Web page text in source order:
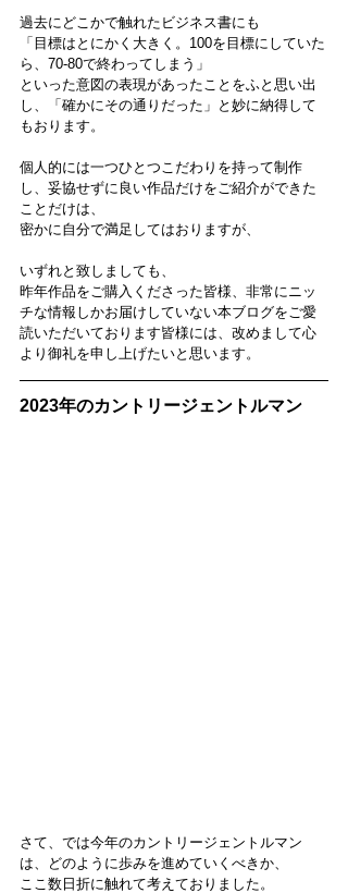
過去にどこかで触れたビジネス書にも
「目標はとにかく大きく。100を目標にしていた
ら、70-80で終わってしまう」
といった意図の表現があったことをふと思い出
し、「確かにその通りだった」と妙に納得して
もおります。
個人的には一つひとつこだわりを持って制作
し、妥協せずに良い作品だけをご紹介ができた
ことだけは、
密かに自分で満足してはおりますが、
いずれと致しましても、
昨年作品をご購入くださった皆様、非常にニッ
チな情報しかお届けしていない本ブログをご愛
読いただいております皆様には、改めまして心
より御礼を申し上げたいと思います。
2023年のカントリージェントルマン
さて、では今年のカントリージェントルマン
は、どのように歩みを進めていくべきか、
ここ数日折に触れて考えておりました。